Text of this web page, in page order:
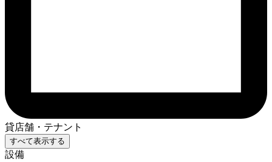
貸店舗・テナント
すべて表示する
設備